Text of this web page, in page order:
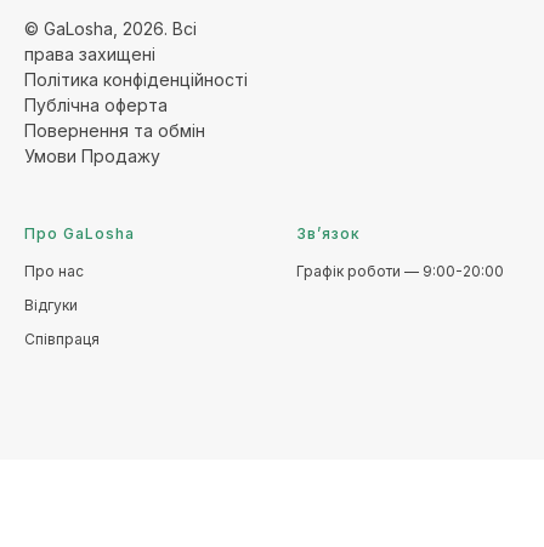
© GaLosha, 2026. Всі
права захищені
Політика конфіденційності
Публічна оферта
Повернення та обмін
Умови Продажу
Про GaLosha
Про нас
Відгуки
Співпраця
Зв’язок
Графік роботи — 9:00-20:00